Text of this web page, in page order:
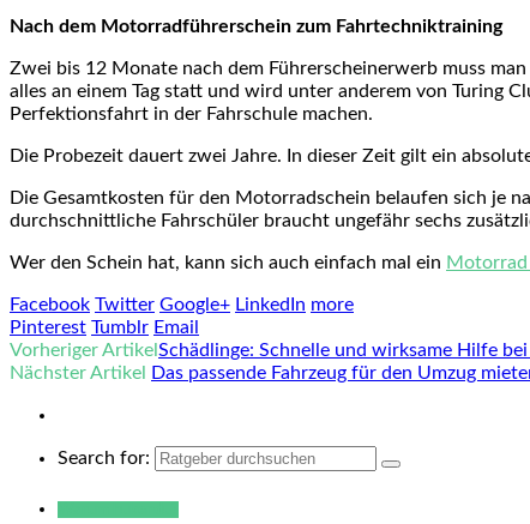
Nach dem Motorradführerschein zum Fahrtechniktraining
Zwei bis 12 Monate nach dem Führerscheinerwerb muss
alles an einem Tag statt und wird unter anderem von Turing
Perfektionsfahrt in der Fahrschule machen.
Die Probezeit dauert zwei Jahre. In dieser Zeit gilt ein
Die Gesamtkosten für den Motorradschein belaufen sich je
durchschnittliche Fahrschüler braucht ungefähr sechs
Wer den Schein hat, kann sich auch einfach mal ein Motorrad
Facebook Twitter Google+ LinkedIn more
Pinterest Tumblr Email
Vorheriger Artikel Schädlinge: Schnelle und wirksame Hilfe bei
Nächster Artikel
Das passende Fahrzeug für den Umzug
Search for: